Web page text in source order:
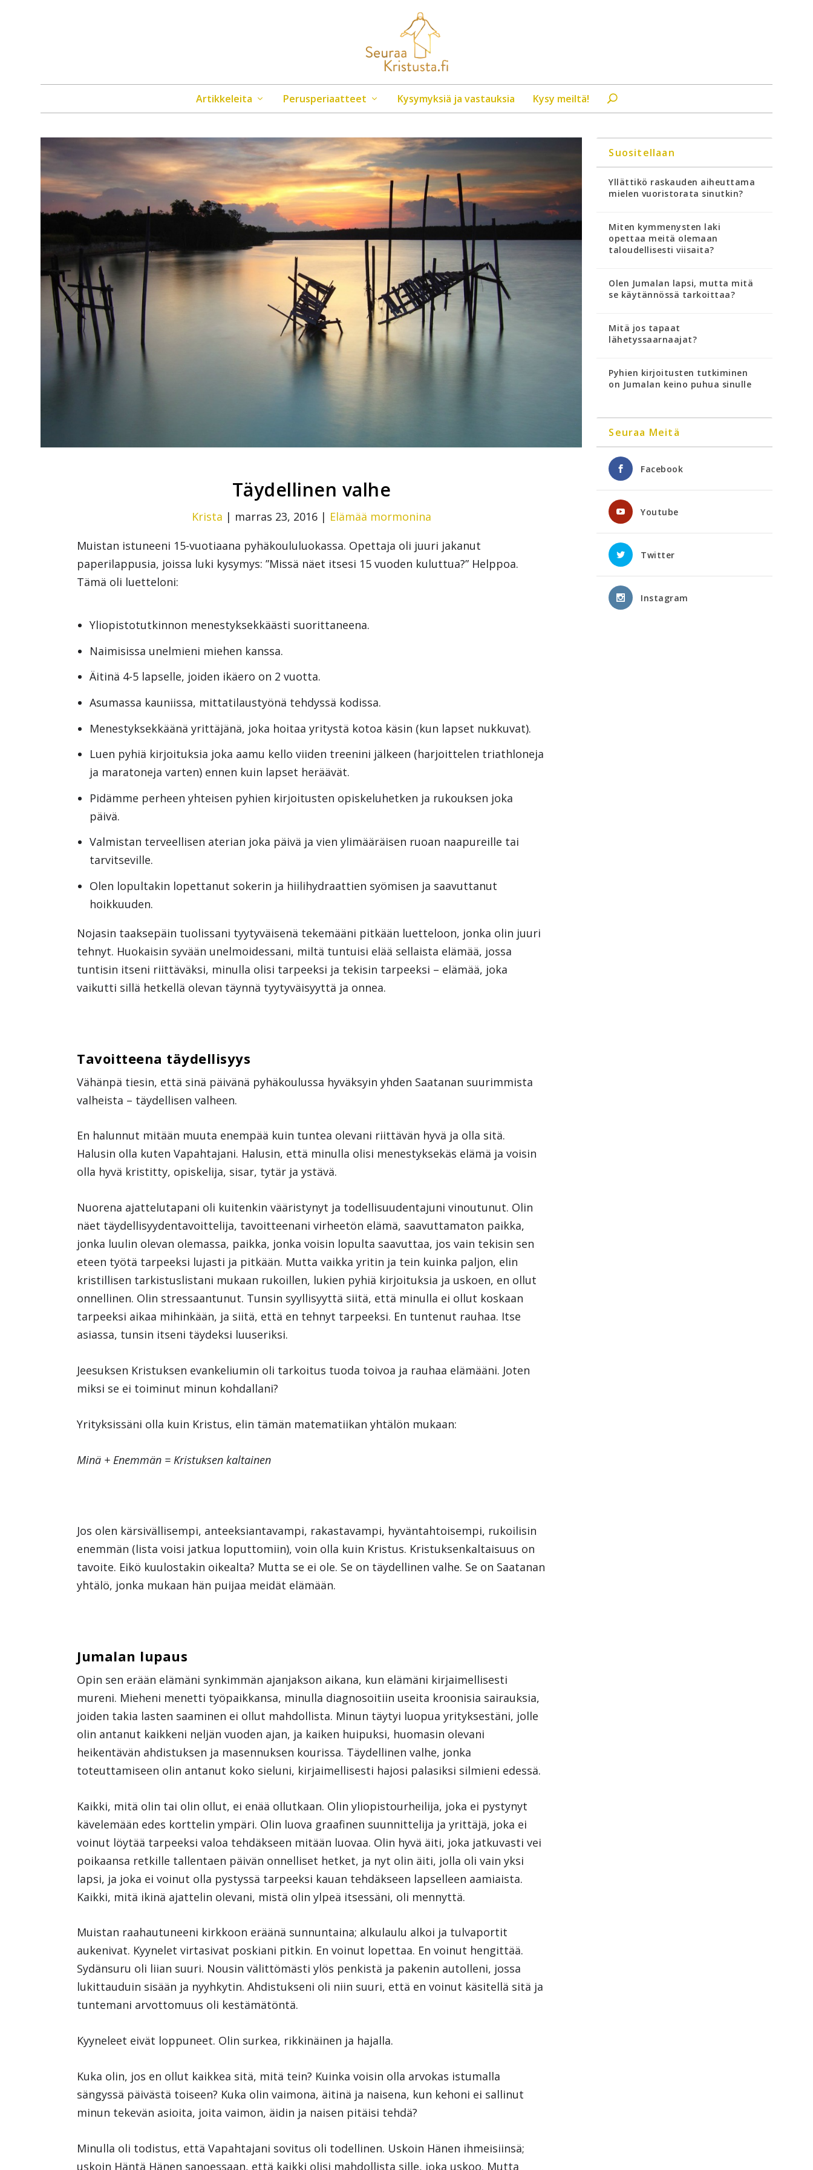
Artikkeleita Perusperiaatteet Kysymyksiä ja vastauksia Kysy meiltä!
Täydellinen valhe
Krista | marras 23, 2016| Elämää mormonina
Muistan istuneeni 15-vuotiaana pyhäkoululuokassa. Opettaja oli juuri jakanut
paperilappusia, joissa luki kysymys: ”Missä näet itsesi 15 vuoden kuluttua?” Helppoa.
Tämä oli luetteloni:
Yliopistotutkinnon menestyksekkäästi suorittaneena.
Naimisissa unelmieni miehen kanssa.
Äitinä 4-5 lapselle, joiden ikäero on 2 vuotta.
Asumassa kauniissa, mittatilaustyönä tehdyssä kodissa.
Menestyksekkäänä yrittäjänä, joka hoitaa yritystä kotoa käsin (kun lapset nukkuvat).
Luen pyhiä kirjoituksia joka aamu kello viiden treenini jälkeen (harjoittelen triathloneja
ja maratoneja varten) ennen kuin lapset heräävät.
Pidämme perheen yhteisen pyhien kirjoitusten opiskeluhetken ja rukouksen joka
päivä.
Valmistan terveellisen aterian joka päivä ja vien ylimääräisen ruoan naapureille tai
tarvitseville.
Olen lopultakin lopettanut sokerin ja hiilihydraattien syömisen ja saavuttanut
hoikkuuden.
Nojasin taaksepäin tuolissani tyytyväisenä tekemääni pitkään luetteloon, jonka olin juuri
tehnyt. Huokaisin syvään unelmoidessani, miltä tuntuisi elää sellaista elämää, jossa
tuntisin itseni riittäväksi, minulla olisi tarpeeksi ja tekisin tarpeeksi – elämää, joka
vaikutti sillä hetkellä olevan täynnä tyytyväisyyttä ja onnea.
Tavoitteena täydellisyys
Vähänpä tiesin, että sinä päivänä pyhäkoulussa hyväksyin yhden Saatanan suurimmista
valheista – täydellisen valheen.
En halunnut mitään muuta enempää kuin tuntea olevani riittävän hyvä ja olla sitä.
Halusin olla kuten Vapahtajani. Halusin, että minulla olisi menestyksekäs elämä ja voisin
olla hyvä kristitty, opiskelija, sisar, tytär ja ystävä.
Nuorena ajattelutapani oli kuitenkin vääristynyt ja todellisuudentajuni vinoutunut. Olin
näet täydellisyydentavoittelija, tavoitteenani virheetön elämä, saavuttamaton paikka,
jonka luulin olevan olemassa, paikka, jonka voisin lopulta saavuttaa, jos vain tekisin sen
eteen työtä tarpeeksi lujasti ja pitkään. Mutta vaikka yritin ja tein kuinka paljon, elin
kristillisen tarkistuslistani mukaan rukoillen, lukien pyhiä kirjoituksia ja uskoen, en ollut
onnellinen. Olin stressaantunut. Tunsin syyllisyyttä siitä, että minulla ei ollut koskaan
tarpeeksi aikaa mihinkään, ja siitä, että en tehnyt tarpeeksi. En tuntenut rauhaa. Itse
asiassa, tunsin itseni täydeksi luuseriksi.
Jeesuksen Kristuksen evankeliumin oli tarkoitus tuoda toivoa ja rauhaa elämääni. Joten
miksi se ei toiminut minun kohdallani?
Yrityksissäni olla kuin Kristus, elin tämän matematiikan yhtälön mukaan:
Minä + Enemmän = Kristuksen kaltainen
Jos olen kärsivällisempi, anteeksiantavampi, rakastavampi, hyväntahtoisempi, rukoilisin
enemmän (lista voisi jatkua loputtomiin), voin olla kuin Kristus. Kristuksenkaltaisuus on
tavoite. Eikö kuulostakin oikealta? Mutta se ei ole. Se on täydellinen valhe. Se on Saatanan
yhtälö, jonka mukaan hän puijaa meidät elämään.
Jumalan lupaus
Opin sen erään elämäni synkimmän ajanjakson aikana, kun elämäni kirjaimellisesti
mureni. Mieheni menetti työpaikkansa, minulla diagnosoitiin useita kroonisia sairauksia,
joiden takia lasten saaminen ei ollut mahdollista. Minun täytyi luopua yrityksestäni, jolle
olin antanut kaikkeni neljän vuoden ajan, ja kaiken huipuksi, huomasin olevani
heikentävän ahdistuksen ja masennuksen kourissa. Täydellinen valhe, jonka
toteuttamiseen olin antanut koko sieluni, kirjaimellisesti hajosi palasiksi silmieni edessä.
Kaikki, mitä olin tai olin ollut, ei enää ollutkaan. Olin yliopistourheilija, joka ei pystynyt
kävelemään edes korttelin ympäri. Olin luova graafinen suunnittelija ja yrittäjä, joka ei
voinut löytää tarpeeksi valoa tehdäkseen mitään luovaa. Olin hyvä äiti, joka jatkuvasti vei
poikaansa retkille tallentaen päivän onnelliset hetket, ja nyt olin äiti, jolla oli vain yksi
lapsi, ja joka ei voinut olla pystyssä tarpeeksi kauan tehdäkseen lapselleen aamiaista.
Kaikki, mitä ikinä ajattelin olevani, mistä olin ylpeä itsessäni, oli mennyttä.
Muistan raahautuneeni kirkkoon eräänä sunnuntaina; alkulaulu alkoi ja tulvaportit
aukenivat. Kyynelet virtasivat poskiani pitkin. En voinut lopettaa. En voinut hengittää.
Sydänsuru oli liian suuri. Nousin välittömästi ylös penkistä ja pakenin autolleni, jossa
lukittauduin sisään ja nyyhkytin. Ahdistukseni oli niin suuri, että en voinut käsitellä sitä ja
tuntemani arvottomuus oli kestämätöntä.
Kyyneleet eivät loppuneet. Olin surkea, rikkinäinen ja hajalla.
Kuka olin, jos en ollut kaikkea sitä, mitä tein? Kuinka voisin olla arvokas istumalla
sängyssä päivästä toiseen? Kuka olin vaimona, äitinä ja naisena, kun kehoni ei sallinut
minun tekevän asioita, joita vaimon, äidin ja naisen pitäisi tehdä?
Minulla oli todistus, että Vapahtajani sovitus oli todellinen. Uskoin Hänen ihmeisiinsä;
uskoin Häntä Hänen sanoessaan, että kaikki olisi mahdollista sille, joka uskoo. Mutta
Suositellaan
Yllättikö raskauden aiheuttama
mielen vuoristorata sinutkin?
Miten kymmenysten laki
opettaa meitä olemaan
taloudellisesti viisaita?
Olen Jumalan lapsi, mutta mitä
se käytännössä tarkoittaa?
Mitä jos tapaat
lähetyssaarnaajat?
Pyhien kirjoitusten tutkiminen
on Jumalan keino puhua sinulle
Seuraa Meitä
Facebook
Youtube
Twitter
Instagram